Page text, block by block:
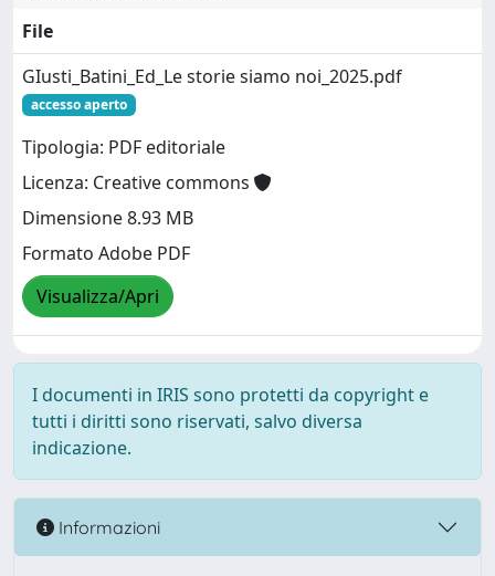
File
GIusti_Batini_Ed_Le storie siamo noi_2025.pdf
accesso aperto
Tipologia: PDF editoriale
Licenza: Creative commons
Dimensione 8.93 MB
Formato Adobe PDF
Visualizza/Apri
I documenti in IRIS sono protetti da copyright e
tutti i diritti sono riservati, salvo diversa
indicazione.
Informazioni